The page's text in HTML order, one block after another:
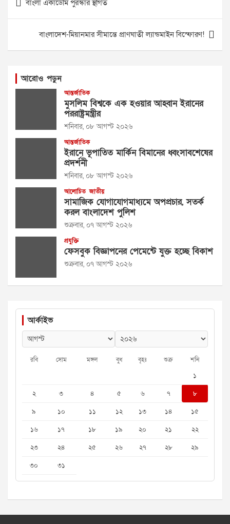
navigation
বাংলা একাডেমি পুরস্কার স্থগিত
বাংলাদেশ-মিয়ানমার সীমান্তে প্রাণঘাতী ল্যান্ডমাইন বিস্ফোরণ!
আরোও পড়ুন
আন্তর্জাতিক
মুসলিম বিশ্বকে এক হওয়ার আহ্বান ইরানের
পররাষ্ট্রমন্ত্রীর
শনিবার, ০৮ আগস্ট ২০২৬
আন্তর্জাতিক
ইরানে ভূপাতিত মার্কিন বিমানের ধ্বংসাবশেষের
প্রদর্শনী
শনিবার, ০৮ আগস্ট ২০২৬
আলোচিত জাতীয়
সামাজিক যোগাযোগমাধ্যমে অপপ্রচার, সতর্ক
করল বাংলাদেশ পুলিশ
শুক্রবার, ০৭ আগস্ট ২০২৬
প্রযুক্তি
ফেসবুক বিজ্ঞাপনের পেমেন্টে যুক্ত হচ্ছে বিকাশ
শুক্রবার, ০৭ আগস্ট ২০২৬
আর্কাইভ
রবি সোম মঙ্গল বুধ বৃহঃ শুক্র শনি
১
২
৩ ৪ ৫ ৬ ৭
৮
৯
১০ ১১ ১২ ১৩ ১৪
১৫
১৬
১৭ ১৮ ১৯ ২০ ২১
২২
২৩
২৪ ২৫ ২৬ ২৭ ২৮
২৯
৩০
৩১